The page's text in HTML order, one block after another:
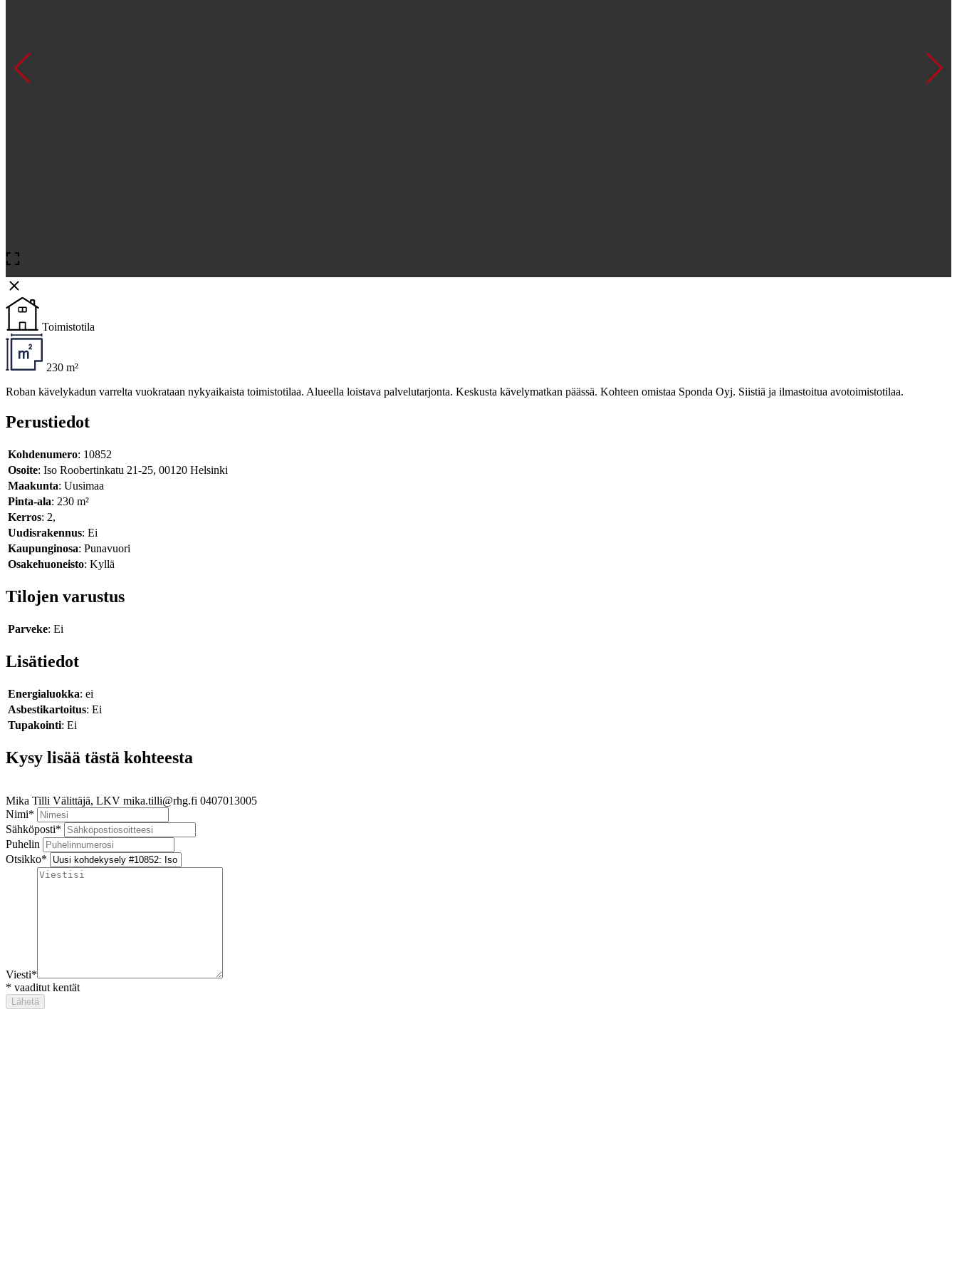
Toimistotila
230 m²
Roban kävelykadun varrelta vuokrataan nykyaikaista toimistotilaa. Alueella loistava palvelutarjonta. Keskusta kävelymatkan päässä. Kohteen omistaa Sponda Oyj. Siistiä ja ilmastoitua avotoimistotilaa.
Perustiedot
Kohdenumero: 10852
Osoite: Iso Roobertinkatu 21-25, 00120 Helsinki
Maakunta: Uusimaa
Pinta-ala: 230 m²
Kerros: 2,
Uudisrakennus: Ei
Kaupunginosa: Punavuori
Osakehuoneisto: Kyllä
Tilojen varustus
Parveke: Ei
Lisätiedot
Energialuokka: ei
Asbestikartoitus: Ei
Tupakointi: Ei
Kysy lisää tästä kohteesta
Mika Tilli Välittäjä, LKV mika.tilli@rhg.fi 0407013005
Nimi*
Sähköposti*
Puhelin
Otsikko*
Viesti*
* vaaditut kentät